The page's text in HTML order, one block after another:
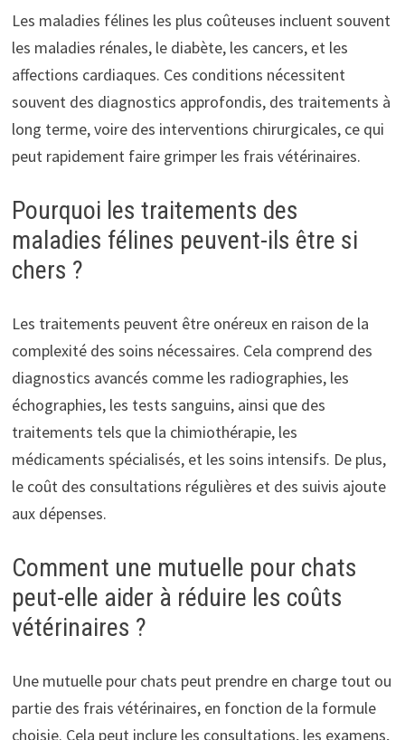
Les maladies félines les plus coûteuses incluent souvent
les maladies rénales, le diabète, les cancers, et les
affections cardiaques. Ces conditions nécessitent
souvent des diagnostics approfondis, des traitements à
long terme, voire des interventions chirurgicales, ce qui
peut rapidement faire grimper les frais vétérinaires.
Pourquoi les traitements des
maladies félines peuvent-ils être si
chers ?
Les traitements peuvent être onéreux en raison de la
complexité des soins nécessaires. Cela comprend des
diagnostics avancés comme les radiographies, les
échographies, les tests sanguins, ainsi que des
traitements tels que la chimiothérapie, les
médicaments spécialisés, et les soins intensifs. De plus,
le coût des consultations régulières et des suivis ajoute
aux dépenses.
Comment une mutuelle pour chats
peut-elle aider à réduire les coûts
vétérinaires ?
Une mutuelle pour chats peut prendre en charge tout ou
partie des frais vétérinaires, en fonction de la formule
choisie. Cela peut inclure les consultations, les examens,